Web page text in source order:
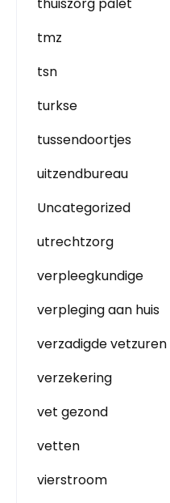
tmz
tsn
turkse
tussendoortjes
uitzendbureau
Uncategorized
utrechtzorg
verpleegkundige
verpleging aan huis
verzadigde vetzuren
verzekering
vet gezond
vetten
vierstroom